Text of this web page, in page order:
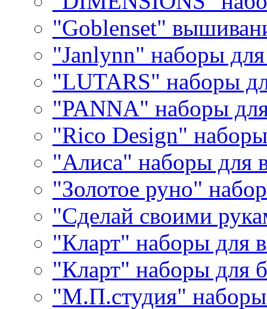
"Goblenset"
"Janlynn" наборы
"LUTARS" наборы
"PANNA" наборы
"Rico Design"
"Алиса" наборы для
"Золотое руно"
"Сделай своими
"Кларт" наборы для
"Кларт" наборы для
"М.П.студия"